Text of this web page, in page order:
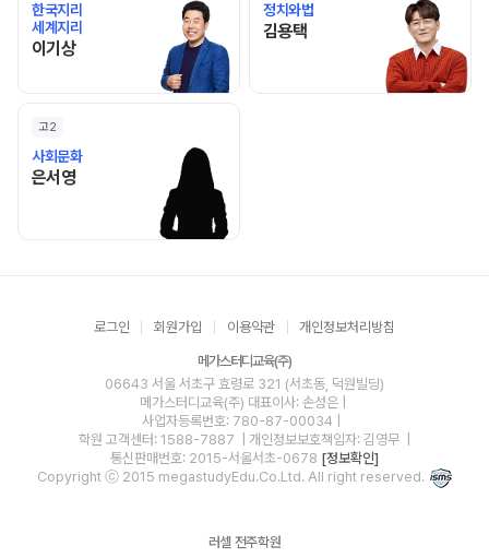
한국지리
세계지리
이기상이기상 선생님 홈 바로가기
정치와법
김용택김용택 선생님 홈 바로가기
고2
사회문화
은서영은서영 선생님 홈 바로가기
로그인 회원가입 이용약관 개인정보처리방침
메가스터디교육(주)
06643 서울 서초구 효령로 321 (서초동, 덕원빌딩)
메가스터디교육(주) 대표이사: 손성은 |
사업자등록번호: 780-87-00034
학원 고객센터: 1588-7887
| 개인정보보호책임자: 김영무
통신판매번호: 2015-서울서초-0678 [정보확인]
Copyright ⓒ 2015 megastudyEdu.Co.Ltd. All right reserved.
러셀 전주학원